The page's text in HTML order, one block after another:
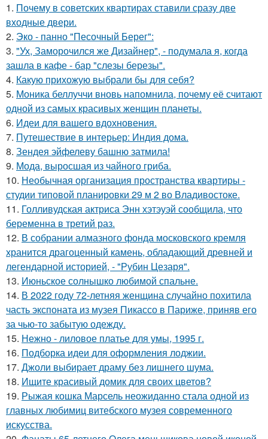
1. Почему в советских квартирах ставили сразу две
входные двери.
2. Эко - панно "Песочный Берег":
3. "Ух, Заморочился же Дизайнер", - подумала я, когда
зашла в кафе - бар "слезы березы".
4. Какую прихожую выбрали бы для себя?
5. Моника беллуччи вновь напомнила, почему её считают
одной из самых красивых женщин планеты.
6. Идеи для вашего вдохновения.
7. Путешествие в интерьер: Индия дома.
8. Зендея эйфелеву башню затмила!
9. Мода, выросшая из чайного гриба.
10. Необычная организация пространства квартиры -
студии типовой планировки 29 м 2 во Владивостоке.
11. Голливудская актриса Энн хэтэуэй сообщила, что
беременна в третий раз.
12. В собрании алмазного фонда московского кремля
хранится драгоценный камень, обладающий древней и
легендарной историей, - "Рубин Цезаря".
13. Июньское солнышко любимой спальне.
14. В 2022 году 72-летняя женщина случайно похитила
часть экспоната из музея Пикассо в Париже, приняв его
за чью-то забытую одежду.
15. Нежно - лиловое платье для умы, 1995 г.
16. Подборка идеи для оформления лоджии.
17. Джоли выбирает драму без лишнего шума.
18. Ищите красивый домик для своих цветов?
19. Рыжая кошка Марсель неожиданно стала одной из
главных любимиц витебского музея современного
искусства.